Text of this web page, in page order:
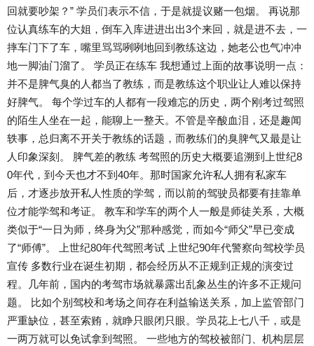
回就要吵架？” 学员们表示不信，于是就提议赌一包烟。 再说那
位认真练车的大姐，倒车入库进进出出3个来回，就是进不去，一
摔车门下了车，嘴里骂骂咧咧地回到教练这边，她老公也气冲冲
地一脚油门溜了。 学员正在练车 我想通过上面的故事说明一点：
并不是脾气臭的人都当了教练，而是教练这个职业让人难以保持
好脾气。 每个学过车的人都有一段难忘的历史，两个刚考过驾照
的陌生人坐在一起，能聊上一整天。不管是辛酸血泪，还是趣闻
轶事，总归离不开关于教练的话题，而教练们的臭脾气又最是让
人印象深刻。 脾气差的教练 考驾照的历史大概要追溯到上世纪8
0年代，到今天也才不到40年。那时国家允许私人拥有私家车
后，才逐步放开私人性质的学驾，而以前的驾驶员都要有挂靠单
位才能学驾和考证。 教车和学车的两个人一般是师徒关系，大概
类似于“一日为师，终身为父”那种感觉，而如今“师父”早已变成
了“师傅”。 上世纪80年代驾照考试 上世纪90年代警察向驾校学员
宣传 多数行业在诞生初期，都会经历从不正规到正规的演变过
程。几年前，国内的考驾市场就暴露出乱象丛生的许多不正规问
题。 比如个别驾校和考场之间存在利益输送关系，加上监管部门
严重缺位，甚至索贿，就睁只眼闭只眼。学员花上七八千，或是
一两万就可以免试拿到驾照。 一些地方的驾校被部门、机构层层